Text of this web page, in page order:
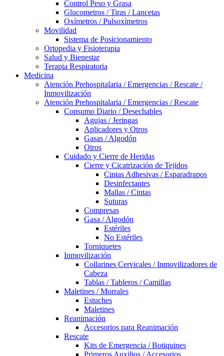
Control Peso y Grasa
Glucometros / Tiras / Lancetas
Oxímetros / Pulsoxímetros
Movilidad
Sistema de Posicionamiento
Ortopedia y Fisioterapia
Salud y Bienestar
Terapia Respiratoria
Medicina
Atención Prehospitalaria / Emergencias / Rescate /
Inmovilización
Atención Prehospitalaria / Emergencias / Rescate
Consumo Diario / Desechables
Agujas / Jeringas
Aplicadores y Otros
Gasas / Algodón
Otros
Cuidado y Cierre de Heridas
Cierre y Cicatrización de Tejidos
Cintas Adhesivas / Esparadrapos
Desinfectantes
Mallas / Cintas
Suturas
Compresas
Gasa / Algodón
Estériles
No Estériles
Torniquetes
Inmovilización
Collarines Cervicales / Inmovilizadores de
Cabeza
Tablas / Tableros / Camillas
Maletines / Morrales
Estuches
Maletines
Reanimación
Accesorios para Reanimación
Rescate
Kits de Emergencia / Botiquines
Primeros Auxilios / Accesorios